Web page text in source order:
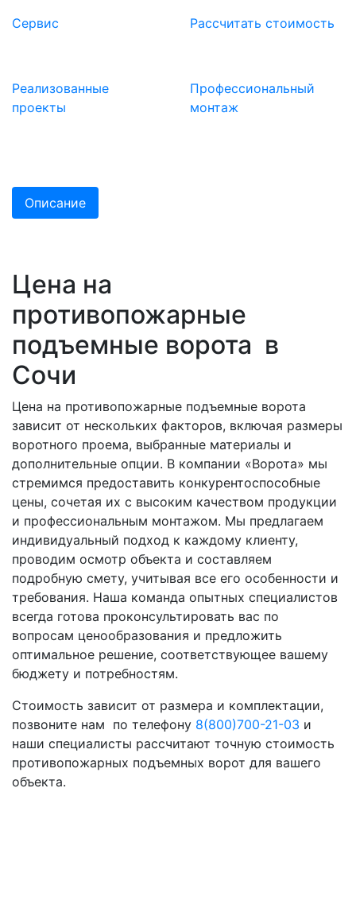
Сервис Расcчитать стоимость
Реализованные
проекты
Профессиональный
монтаж
Описание
Цена на
противопожарные
подъемные ворота в
Сочи
Цена на противопожарные подъемные ворота
зависит от нескольких факторов, включая размеры
воротного проема, выбранные материалы и
дополнительные опции. В компании «Ворота» мы
стремимся предоставить конкурентоспособные
цены, сочетая их с высоким качеством продукции
и профессиональным монтажом. Мы предлагаем
индивидуальный подход к каждому клиенту,
проводим осмотр объекта и составляем
подробную смету, учитывая все его особенности и
требования. Наша команда опытных специалистов
всегда готова проконсультировать вас по
вопросам ценообразования и предложить
оптимальное решение, соответствующее вашему
бюджету и потребностям.
Стоимость зависит от размера и комплектации,
позвоните нам по телефону 8(800)700-21-03 и
наши специалисты рассчитают точную стоимость
противопожарных подъемных ворот для вашего
объекта.